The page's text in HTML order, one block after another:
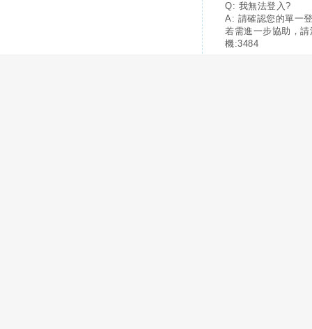
Q: 我無法登入?
A: 請確認您的單一
若需進一步協助，
機:3484